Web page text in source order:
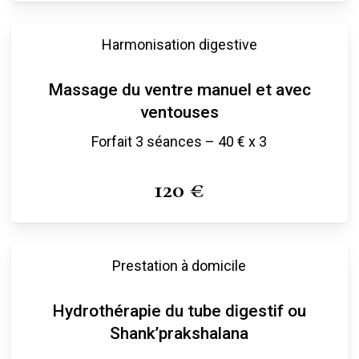
conseillées en entretien-prévention en cas de
peuvent réduire l’équilibre physique, la mobilité et
tensions tissulaires, adhérences de fascias,
Harmonisation digestive
Massage du ventre manuel et avec
ventouses
Forfait 3 séances – 40 € x 3
120 €
Prestation à domicile
Hydrothérapie du tube digestif ou
Shank’prakshalana